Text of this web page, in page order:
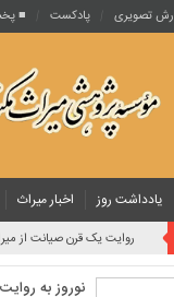
تصویری پادکست‌ ■
یادداشت روز اخبار میراث
روایت یک قرن صیانت از
نوروز به